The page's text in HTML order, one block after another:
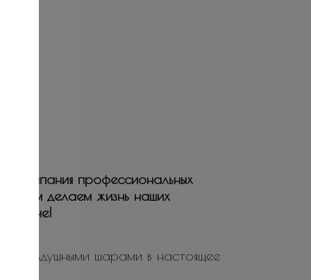
компания профессиональных
делаем жизнь наших
и ярче!
воздушными шарами в настоящее